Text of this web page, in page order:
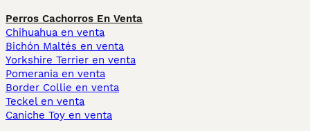
Perros Cachorros En Venta
Chihuahua en venta
Bichón Maltés en venta
Yorkshire Terrier en venta
Pomerania en venta
Border Collie en venta
Teckel en venta
Caniche Toy en venta